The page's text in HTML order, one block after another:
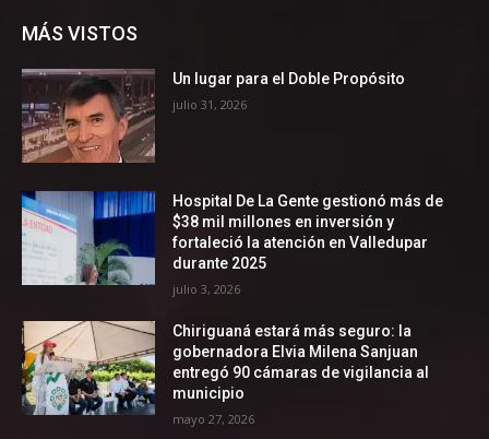
MÁS VISTOS
Un lugar para el Doble Propósito
julio 31, 2026
Hospital De La Gente gestionó más de
$38 mil millones en inversión y
fortaleció la atención en Valledupar
durante 2025
julio 3, 2026
Chiriguaná estará más seguro: la
gobernadora Elvia Milena Sanjuan
entregó 90 cámaras de vigilancia al
municipio
mayo 27, 2026